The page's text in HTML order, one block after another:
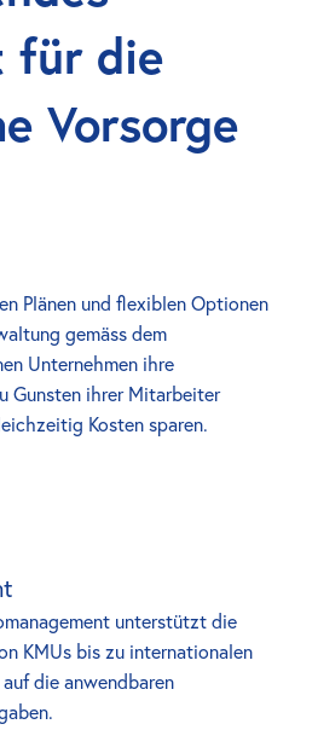
für die
Vorsorge
Plänen und flexiblen Optionen
bei der Vermögensverwaltung gemäss dem
Unternehmen ihre
Gunsten ihrer Mitarbeiter
Kosten sparen.
unterstützt die
KMUs bis zu internationalen
die anwendbaren